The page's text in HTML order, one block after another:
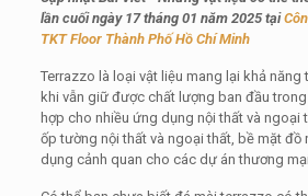
lần cuối ngày 17 tháng 01 năm 2025 tại
TKT Floor Thành Phố Hồ Chí Minh
Terrazzo là loại vật liệu mang lại khả năng
khi vẫn giữ được chất lượng ban đầu
hợp cho nhiều ứng dụng nội thất và ngoại
ốp tường nội thất và ngoại thất, bề mặt đồ
dụng cảnh quan cho các dự án thương